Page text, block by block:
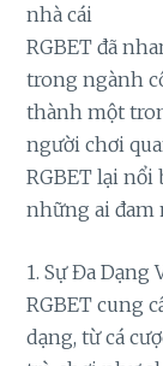
nhà cái
RGBET đã
trong ngành
thành một
người chơi
RGBET lại
những ai đam
1. Sự Đa Dạng
RGBET cung
dạng, từ cá